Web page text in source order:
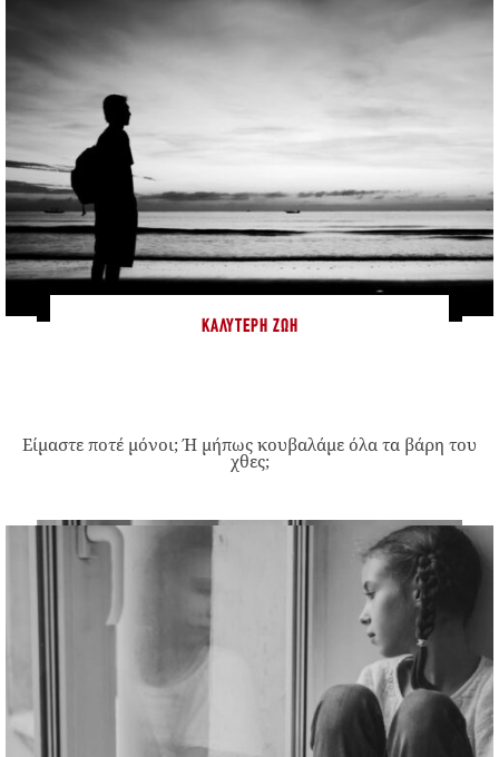
ΚΑΛΎΤΕΡΗ ΖΩΉ
Είμαστε ποτέ μόνοι; Ή μήπως κουβαλάμε όλα τα βάρη του
χθες;